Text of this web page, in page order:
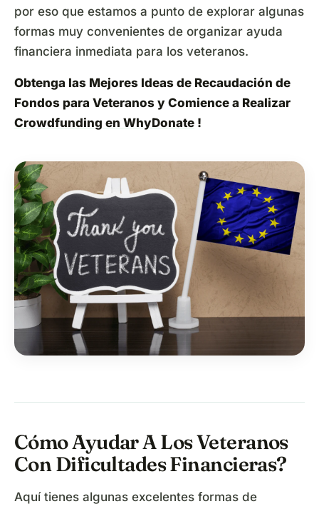
por eso que estamos a punto de explorar algunas
formas muy convenientes de organizar ayuda
financiera inmediata para los veteranos.
Obtenga las Mejores Ideas de Recaudación de
Fondos para Veteranos y Comience a Realizar
Crowdfunding en WhyDonate !
Cómo Ayudar A Los Veteranos
Con Dificultades Financieras?
Aquí tienes algunas excelentes formas de